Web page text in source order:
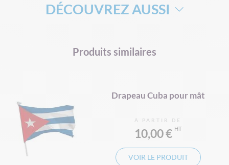
DÉCOUVREZ AUSSI
MÂT TÉLÉSCOPIQUE POUR DRAPEAU
Produits similaires
Drapeau Cuba pour mât
À PARTIR DE
10,00 €
VOIR LE PRODUIT